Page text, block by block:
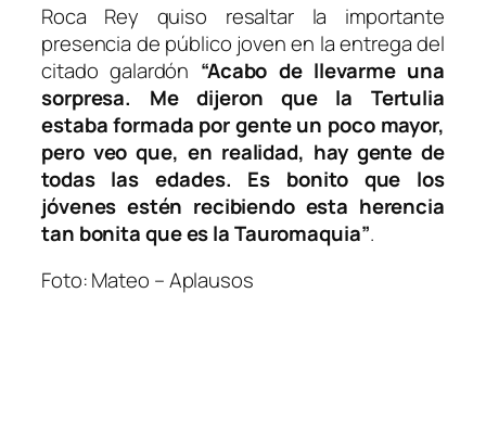
Roca Rey quiso resaltar la importante
presencia de público joven en la entrega del
citado galardón “Acabo de llevarme una
sorpresa. Me dijeron que la Tertulia
estaba formada por gente un poco mayor,
pero veo que, en realidad, hay gente de
todas las edades. Es bonito que los
jóvenes estén recibiendo esta herencia
tan bonita que es la Tauromaquia”.
Foto: Mateo – Aplausos